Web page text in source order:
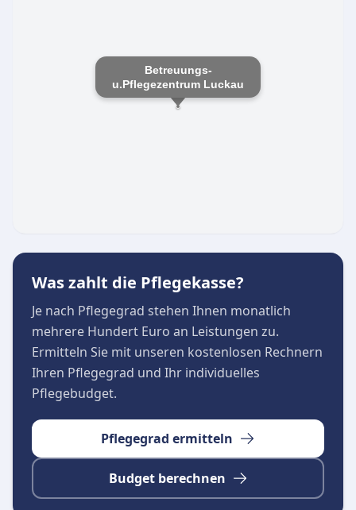
der täglichen Arbeit.
Unsere Leistungen
Um auf die unterschiedlichsten
Tagespflege: Gesellige und strukturierte
Betreuung tagsüber, die gleichzeitig pflegende
Angehörige entlastet.
Alltagshilfe: Praktische Unterstützung bei der
Haushaltsführung, Einkäufen und Begleitung zu
Terminen.
Betreuungs-
u.Pflegezentrum Luckau
Was zahlt die Pflegekasse?
Je nach Pflegegrad stehen Ihnen monatlich
mehrere Hundert Euro an Leistungen zu.
Ermitteln Sie mit unseren kostenlosen Rechnern
Ihren Pflegegrad und Ihr individuelles
Pflegebudget.
Pflegegrad ermitteln
Budget berechnen